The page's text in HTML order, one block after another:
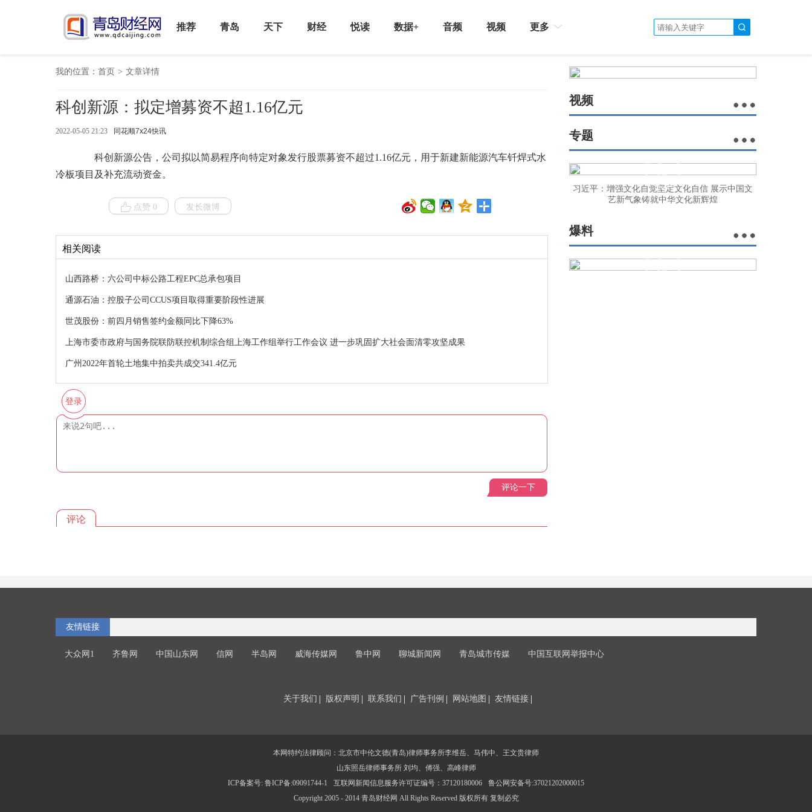
推荐 青岛 天下 财经 悦读 数据+ 音频 视频 更多
我的位置： 首页 > 文章详情
科创新源：拟定增募资不超1.16亿元
2022-05-05 21:23 同花顺7x24快讯
科创新源公告，公司拟以简易程序向特定对象发行股票募资不超过1.16亿元，用于新建新能源汽车钎焊式水
冷板项目及补充流动资金。
点赞 0 发长微博
相关阅读
山西路桥：六公司中标公路工程EPC总承包项目
通源石油：控股子公司CCUS项目取得重要阶段性进展
世茂股份：前四月销售签约金额同比下降63%
上海市委市政府与国务院联防联控机制综合组上海工作组举行工作会议 进一步巩固扩大社会面清零攻坚成果
广州2022年首轮土地集中拍卖共成交341.4亿元
登录
评论一下
评论
视频
专题
习近平：增强文化自觉坚定文化自信 展示中国文
艺新气象铸就中华文化新辉煌
爆料
友情链接
大众网1 齐鲁网 中国山东网 信网 半岛网 威海传媒网 鲁中网 聊城新闻网 青岛城市传媒 中国互联网举报中心
关于我们 版权声明 联系我们 广告刊例 网站地图 友情链接
本网特约法律顾问：北京市中伦文德(青岛)律师事务所李维岳、马伟中、王文贵律师
山东照岳律师事务所 刘均、傅强、高峰律师
ICP备案号: 鲁ICP备:09091744-1
互联网新闻信息服务许可证编号：37120180006
鲁公网安备号:37021202000015
Copyright 2005 - 2014 青岛财经网 All Rights Reserved 版权所有 复制必究